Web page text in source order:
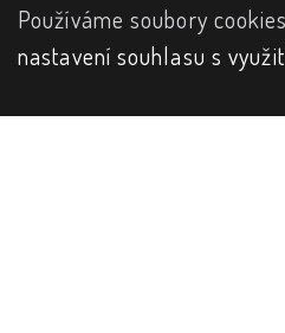
Používáme soubory
nastavení souhlasu s